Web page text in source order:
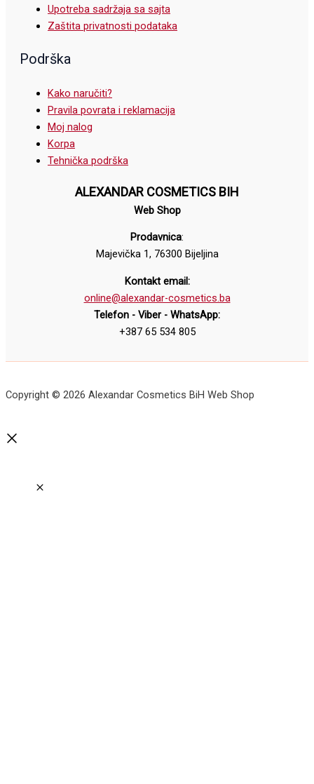
Upotreba sadržaja sa sajta
Zaštita privatnosti podataka
Podrška
Kako naručiti?
Pravila povrata i reklamacija
Moj nalog
Korpa
Tehnička podrška
ALEXANDAR COSMETICS BIH
Web Shop
Prodavnica:
Majevička 1, 76300 Bijeljina
Kontakt email:
online@alexandar-cosmetics.ba
Telefon - Viber - WhatsApp:
+387 65 534 805
Copyright © 2026 Alexandar Cosmetics BiH Web Shop